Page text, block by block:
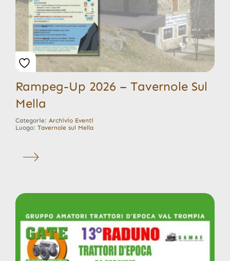
Rampeg-Up 2026 – Tavernole Sul
Mella
Categorie: Archivio Eventi
Luogo: Tavernole sul Mella